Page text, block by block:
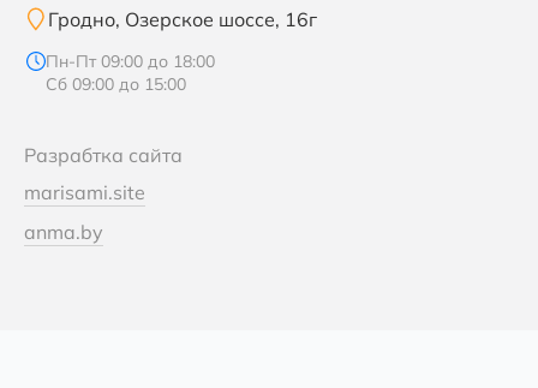
Гродно, Озерское шоссе, 16г
Пн-Пт 09:00 до 18:00
Сб 09:00 до 15:00
Разрабтка сайта
marisami.site
anma.by